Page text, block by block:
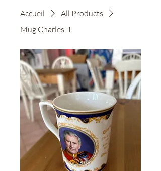
Accueil
All Products
Mug Charles III